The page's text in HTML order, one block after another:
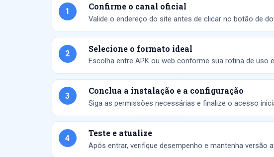
1 Confirme o canal oficial
Valide o endereço do site antes de clicar no botão de
2 Selecione o formato ideal
Escolha entre APK ou web conforme sua rotina de uso
3 Conclua a instalação e a configuração
Siga as permissões necessárias e finalize o acesso
4 Teste e atualize
Após entrar, verifique desempenho e mantenha versão